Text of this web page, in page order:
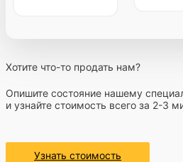
Хотите что-то продать нам?
Опишите состояние нашему
и узнайте стоимость всего за 2-3
Узнать стоимость